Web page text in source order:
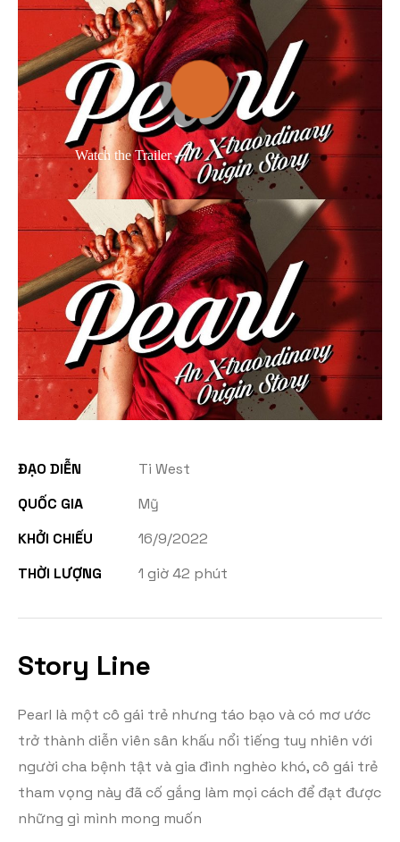
Thể loại phim
Phim kinh dị
Hài hước
Hoạt hình
Hành động
Tình cảm
Việt Nam
Watch the Trailer
ĐẠO DIỄN
Ti West
QUỐC GIA
Mỹ
KHỞI CHIẾU
16/9/2022
THỜI LƯỢNG
1 giờ 42 phút
Story Line
Pearl là một cô gái trẻ nhưng táo bạo và có mơ ước
trở thành diễn viên sân khấu nổi tiếng tuy nhiên với
người cha bệnh tật và gia đình nghèo khó, cô gái trẻ
tham vọng này đã cố gắng làm mọi cách để đạt được
những gì mình mong muốn